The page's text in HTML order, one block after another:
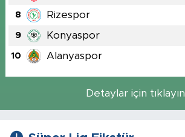
8 Rizespor
9 Konyaspor
10 Alanyaspor
Detaylar için tıklayın